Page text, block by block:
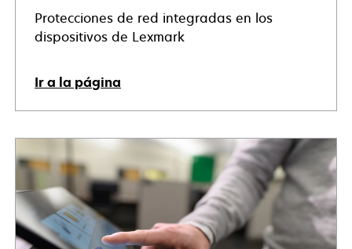
Protecciones de red integradas en los
dispositivos de Lexmark
Ir a la página